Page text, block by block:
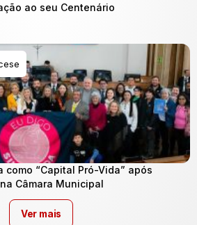
ao seu Centenário
como “Capital Pró-Vida” após
Câmara Municipal
Ver mais